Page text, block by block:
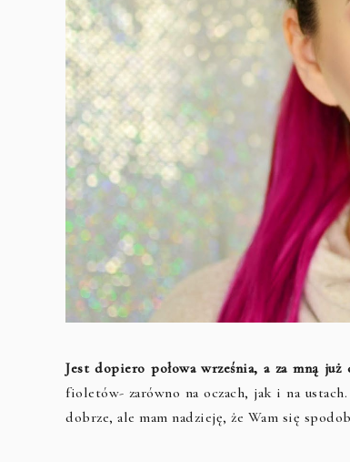
Jest dopiero połowa września, a za mną już
fioletów- zarówno na oczach, jak i na
dobrze, ale mam nadzieję, że Wam się